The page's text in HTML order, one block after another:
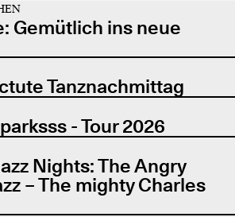
Gemütlich ins neue
Tanznachmittag
- Tour 2026
Nights: The Angry
– The mighty Charles